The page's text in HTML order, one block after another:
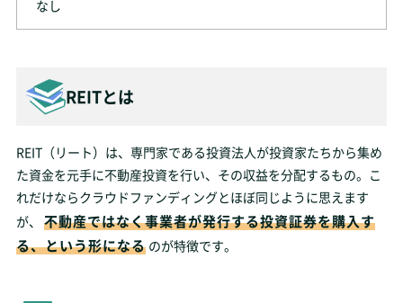
なし
REITとは
REIT（リート）は、専門家である投資法人が投資家たちから集め
た資金を元手に不動産投資を行い、その収益を分配するもの。こ
れだけならクラウドファンディングとほぼ同じように思えます
が、
不動産ではなく事業者が発行する投資証券を購入す
る、という形になる のが特徴です。